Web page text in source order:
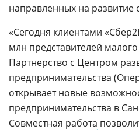
направленных на развитие
«Сегодня клиентами
млн представителей
Партнерство с Центром
предпринимательства
открывает новые
предпринимательства в
Совместная работа